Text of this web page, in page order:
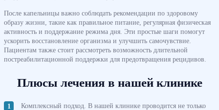
После капельницы важно соблюдать рекомендации по здоровому
образу жизни, такие как правильное питание, регулярная физическая
активность и поддержание режима дня. Эти простые шаги помогут
ускорить восстановление организма и улучшить самочувствие.
Пациентам также стоит рассмотреть возможность длительной
постреабилитационной поддержки для предотвращения рецидивов.
Плюсы лечения в нашей клинике
Комплексный подход. В нашей клинике проводится не только